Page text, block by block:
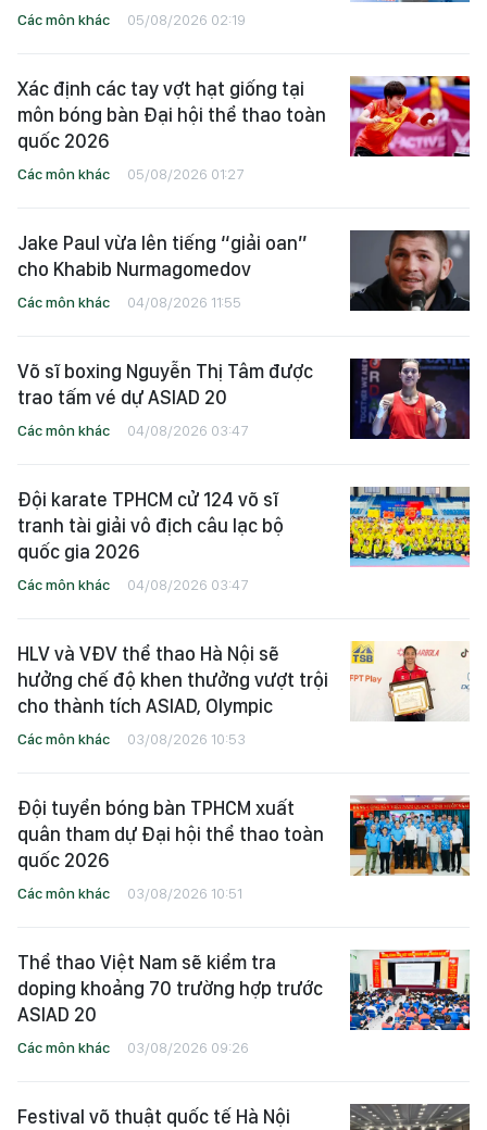
Các môn khác 05/08/2026 02:19
Xác định các tay vợt hạt giống tại
môn bóng bàn Đại hội thể thao toàn
quốc 2026
Các môn khác 05/08/2026 01:27
Jake Paul vừa lên tiếng “giải oan”
cho Khabib Nurmagomedov
Các môn khác 04/08/2026 11:55
Võ sĩ boxing Nguyễn Thị Tâm được
trao tấm vé dự ASIAD 20
Các môn khác 04/08/2026 03:47
Đội karate TPHCM cử 124 võ sĩ
tranh tài giải vô địch câu lạc bộ
quốc gia 2026
Các môn khác 04/08/2026 03:47
HLV và VĐV thể thao Hà Nội sẽ
hưởng chế độ khen thưởng vượt trội
cho thành tích ASIAD, Olympic
Các môn khác 03/08/2026 10:53
Đội tuyển bóng bàn TPHCM xuất
quân tham dự Đại hội thể thao toàn
quốc 2026
Các môn khác 03/08/2026 10:51
Thể thao Việt Nam sẽ kiểm tra
doping khoảng 70 trường hợp trước
ASIAD 20
Các môn khác 03/08/2026 09:26
Festival võ thuật quốc tế Hà Nội